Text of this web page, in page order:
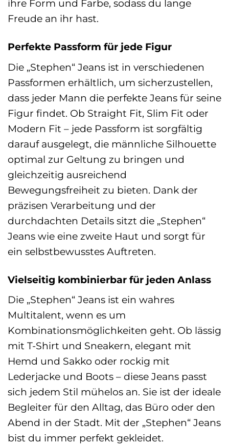
ihre Form und Farbe, sodass du lange
Freude an ihr hast.
Perfekte Passform für jede Figur
Die „Stephen“ Jeans ist in verschiedenen
Passformen erhältlich, um sicherzustellen,
dass jeder Mann die perfekte Jeans für seine
Figur findet. Ob Straight Fit, Slim Fit oder
Modern Fit – jede Passform ist sorgfältig
darauf ausgelegt, die männliche Silhouette
optimal zur Geltung zu bringen und
gleichzeitig ausreichend
Bewegungsfreiheit zu bieten. Dank der
präzisen Verarbeitung und der
durchdachten Details sitzt die „Stephen“
Jeans wie eine zweite Haut und sorgt für
ein selbstbewusstes Auftreten.
Vielseitig kombinierbar für jeden Anlass
Die „Stephen“ Jeans ist ein wahres
Multitalent, wenn es um
Kombinationsmöglichkeiten geht. Ob lässig
mit T-Shirt und Sneakern, elegant mit
Hemd und Sakko oder rockig mit
Lederjacke und Boots – diese Jeans passt
sich jedem Stil mühelos an. Sie ist der ideale
Begleiter für den Alltag, das Büro oder den
Abend in der Stadt. Mit der „Stephen“ Jeans
bist du immer perfekt gekleidet.